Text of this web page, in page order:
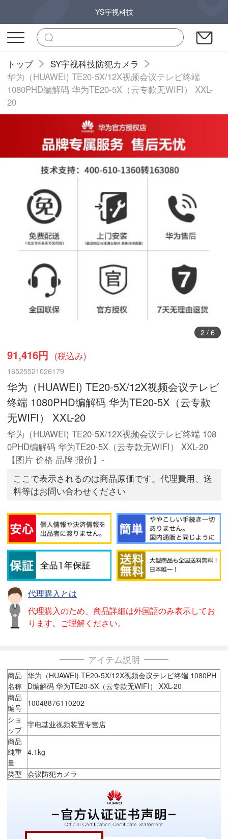
YS宇视科技
トップ
SY宇视科技防犯カメラ
华为（HUAWEI) TE20-5X/12X视频会议テレビ终端
1080PHD编解码 华为TE20-5X（云专款无WIFI） XXL-
20
2/ 6
91,416円 (税込み)
16525521026179
华为（HUAWEI) TE20-5X/12X视频会议テレビ
终端 1080PHD编解码 华为TE20-5X（云专款
无WIFI） XXL-20
华为（HUAWEI) TE20-5X/12X视频会议テレビ终端 108
0PHD编解码 华为TE20-5X（云专款无WIFI） XXL-20
【图片 价格 品牌 报价】-
ここで表示されるのは商品原価です。代理費用、送
料等はお問い合わせください
代理購入とは
代理購入のため、商品詳細は外国語のみ表示してお
ります。ご理解ください。
アイテム説明
商品
名称
华为（HUAWEI) TE20-5X/12X视频会议テレビ终端 1080PH
D编解码 华为TE20-5X（云专款无WIFI） XXL-20
商品
编号 10048876110202
ショ
ップ
宇电基业视频装置专营店
商品
純重
量
4.1kg
类型 会议防犯カメラ